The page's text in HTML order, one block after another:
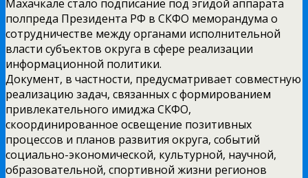
Махачкале стало подписание под эгидой аппарата
полпреда Президента РФ в СКФО меморандума о
сотрудничестве между органами исполнительной
власти субъектов округа в сфере реализации
информационной политики.
Документ, в частности, предусматривает совместную
реализацию задач, связанных с формированием
привлекательного имиджа СКФО,
скоординированное освещение позитивных
процессов и планов развития округа, событий
социально-экономической, культурной, научной,
образовательной, спортивной жизни регионов